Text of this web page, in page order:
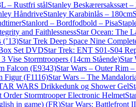
– Rustfri stålStanley Beskærersakssæt –
HåndriveStanley Karabinlås – 180cm
Stanlord – Bordfodbold – Pisa
and FaithlessnessStar Ocean: The
(’13)Star Trek Deep Space Nine
Set DVDStar Trek: ENT S01-S04
Vise Stormtroopers (14cm Stående)Star
Falcon (E9343)Star Wars – Outer Rim
Figur (F1116)Star Wars – The
WARS Drikkedunk og Shower Gel
Order Stormtrooper Electronic Helmet
in game) (FR)Star Wars: Battlefront